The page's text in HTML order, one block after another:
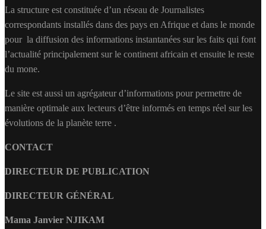
La structure est constituée d’un réseau de Journalistes
correspondants installés dans des pays en Afrique et dans le monde
pour la diffusion des informations instantanées sur les faits qui font
l’actualité principalement sur le continent africain et ensuite le reste
du mone.
Le site est aussi un agrégateur d’informations pour permettre de
manière optimale aux lecteurs d’être informés en temps réel sur les
évolutions de la planète terre .
CONTACT
DIRECTEUR DE PUBLICATION
DIRECTEUR GÉNÉRAL
Mama Janvier NJIKAM